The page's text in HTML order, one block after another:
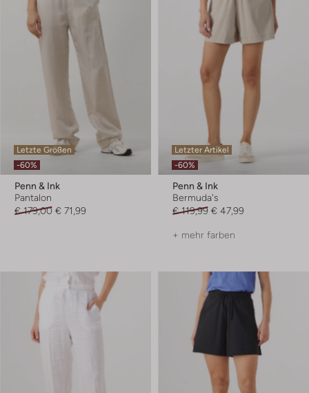
Letzte Größen
-60%
Penn & Ink
Pantalon
€ 179,00 € 71,99
Letzter Artikel
-60%
Penn & Ink
Bermuda's
€ 119,99 € 47,99
+ mehr farben